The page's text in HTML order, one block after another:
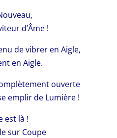
d’Âme !
de vibrer en Aigle,
en Aigle.
ouverte
emplir de Lumière !
est là !
sur Coupe